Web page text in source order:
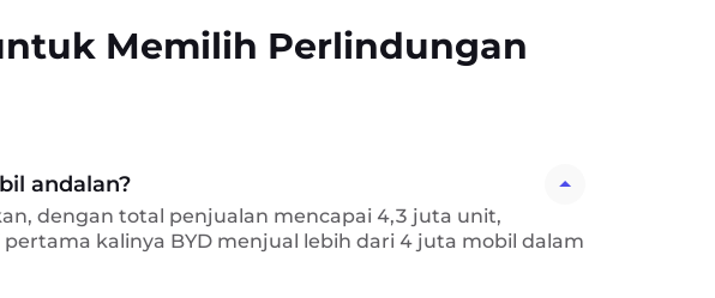
Memilih Perlindungan
andalan?
dengan total penjualan mencapai 4,3 juta unit,
kalinya BYD menjual lebih dari 4 juta mobil dalam